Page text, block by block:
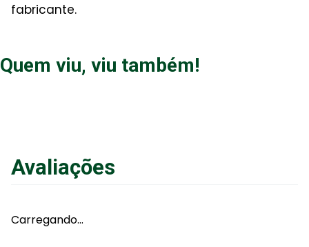
fabricante.
Quem viu, viu também!
Avaliações
Carregando…